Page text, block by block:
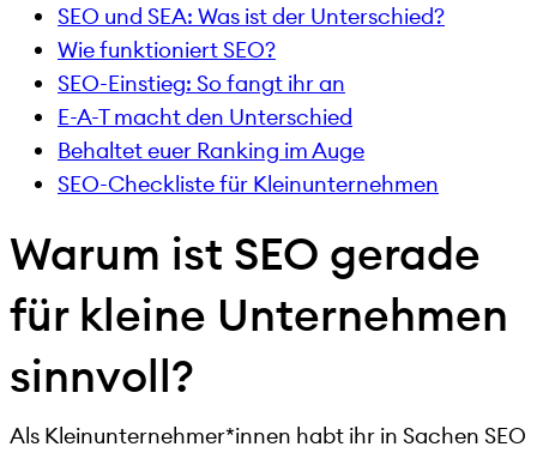
SEO und SEA: Was ist der Unterschied?
Wie funktioniert SEO?
SEO-Einstieg: So fangt ihr an
E-A-T macht den Unterschied
Behaltet euer Ranking im Auge
SEO-Checkliste für Kleinunternehmen
Warum ist SEO gerade
für kleine Unternehmen
sinnvoll?
Als Kleinunternehmer*innen habt ihr in Sachen SEO